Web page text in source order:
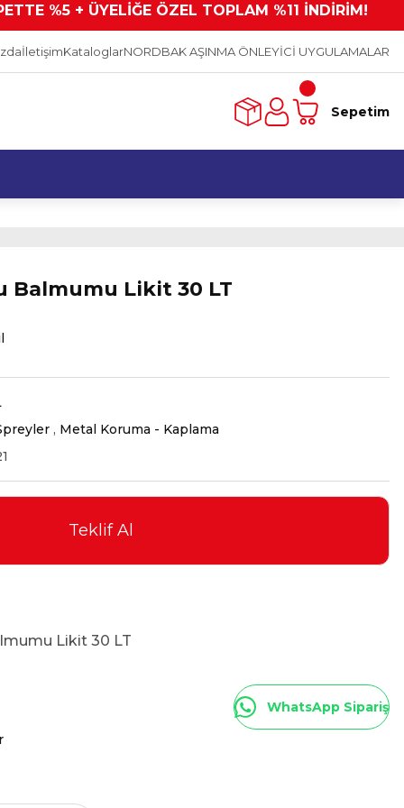
%5 + ÜYELİĞE ÖZEL TOPLAM %11 İNDİRİM!
İletişimKataloglarNORDBAK AŞINMA ÖNLEYİCİ UYGULAMALAR
Sepetim
Balmumu Likit 30 LT
, Metal Koruma - Kaplama
Teklif Al
Likit 30 LT
WhatsApp Sipariş